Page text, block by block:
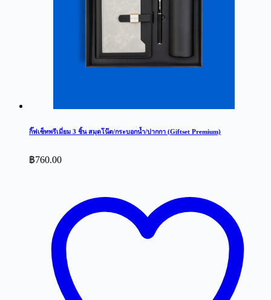
กิ๊ฟเซ็ทพรีเมี่ยม 3 ชิ้น สมุดโน๊ต/กระบอกน้ำ/ปากกา (Giftset Premium)
฿760.00